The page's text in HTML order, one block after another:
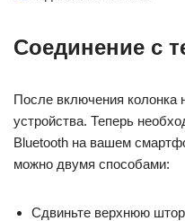
Соединение с
После включения колонка
устройства. Теперь
Bluetooth на вашем
можно двумя способами:
Сдвиньте верхнюю